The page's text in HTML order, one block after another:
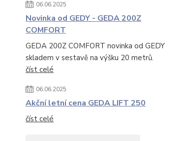
06.06.2025
Novinka od GEDY - GEDA 200Z
COMFORT
GEDA 200Z COMFORT novinka od GEDY
skladem v sestavě na výšku 20 metrů.
číst celé
06.06.2025
Akční letní cena GEDA LIFT 250
číst celé